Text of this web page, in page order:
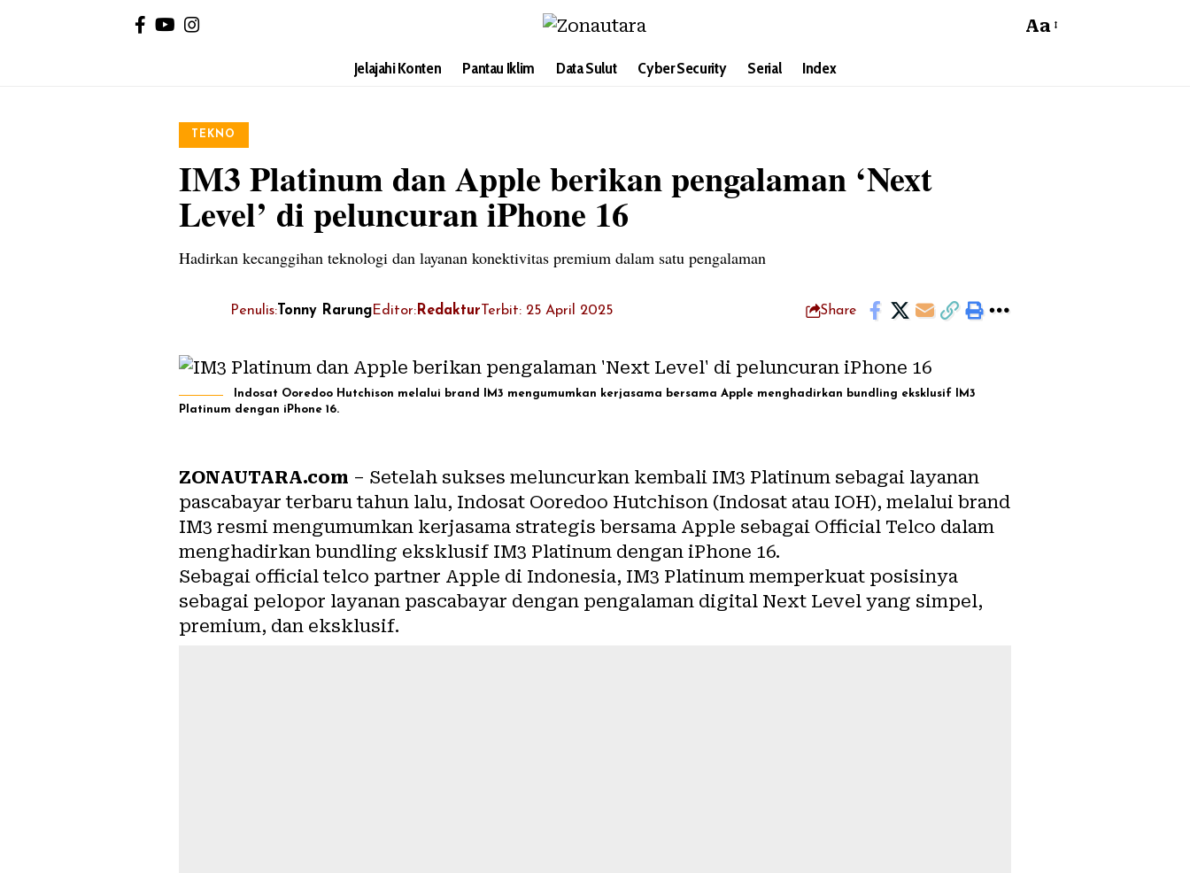
Aa
Jelajahi Konten Pantau Iklim Data Sulut Cyber Security Serial Index
TEKNO
IM3 Platinum dan Apple berikan pengalaman ‘Next
Level’ di peluncuran iPhone 16
Hadirkan kecanggihan teknologi dan layanan konektivitas premium dalam satu pengalaman
Penulis: Tonny RarungEditor: Redaktur Terbit: 25 April 2025 Share
Indosat Ooredoo Hutchison melalui brand IM3 mengumumkan kerjasama bersama Apple menghadirkan bundling eksklusif IM3
Platinum dengan iPhone 16.
ZONAUTARA.com – Setelah sukses meluncurkan kembali IM3 Platinum sebagai layanan
pascabayar terbaru tahun lalu, Indosat Ooredoo Hutchison (Indosat atau IOH), melalui brand
IM3 resmi mengumumkan kerjasama strategis bersama Apple sebagai Official Telco dalam
menghadirkan bundling eksklusif IM3 Platinum dengan iPhone 16.
Sebagai official telco partner Apple di Indonesia, IM3 Platinum memperkuat posisinya
sebagai pelopor layanan pascabayar dengan pengalaman digital Next Level yang simpel,
premium, dan eksklusif.